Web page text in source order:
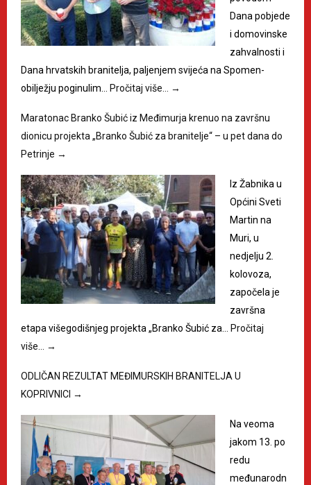
Dana pobjede
i domovinske
zahvalnosti i
Dana hrvatskih branitelja, paljenjem svijeća na Spomen-
obilježju poginulim… Pročitaj više… →
Maratonac Branko Šubić iz Međimurja krenuo na završnu
dionicu projekta „Branko Šubić za branitelje“ – u pet dana do
Petrinje →
Iz Žabnika u
Općini Sveti
Martin na
Muri, u
nedjelju 2.
kolovoza,
započela je
završna
etapa višegodišnjeg projekta „Branko Šubić za… Pročitaj
više… →
ODLIČAN REZULTAT MEĐIMURSKIH BRANITELJA U
KOPRIVNICI →
Na veoma
jakom 13. po
redu
međunarodn